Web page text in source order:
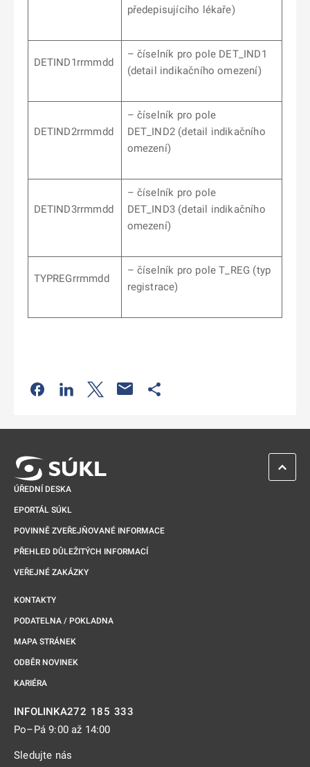
předepisujícího lékaře)
DETIND1rrmmdd
– číselník pro pole DET_IND1
(detail indikačního omezení)
DETIND2rrmmdd
– číselník pro pole
DET_IND2 (detail indikačního
omezení)
DETIND3rrmmdd
– číselník pro pole
DET_IND3 (detail indikačního
omezení)
TYPREGrrmmdd
– číselník pro pole T_REG (typ
registrace)
Odkaz se otevře na nové kartě
Odkaz se otevře na nové kartě
Odkaz se otevře na nové kartě
ÚŘEDNÍ DESKA
EPORTÁL SÚKL
POVINNĚ ZVEŘEJŇOVANÉ INFORMACE
PŘEHLED DŮLEŽITÝCH INFORMACÍ
VEŘEJNÉ ZAKÁZKY
KONTAKTY
PODATELNA / POKLADNA
MAPA STRÁNEK
ODBĚR NOVINEK
KARIÉRA
INFOLINKA272 185 333
Po–Pá 9:00 až 14:00
Sledujte nás
ZPĚT